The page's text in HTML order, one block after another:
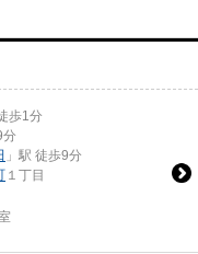
歩1分
分
」駅 徒歩9分
１丁目